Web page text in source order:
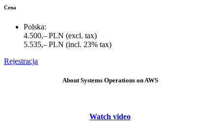
Cena
Polska:
4.500,– PLN (excl. tax)
5.535,– PLN (incl. 23% tax)
Rejestracja
About Systems Operations on AWS
Watch video